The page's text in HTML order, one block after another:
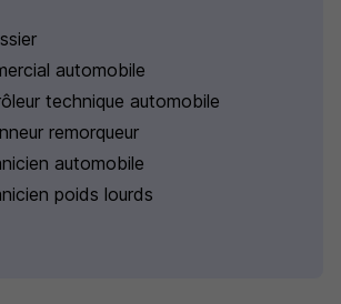
automobile
technique automobile
remorqueur
automobile
poids lourds